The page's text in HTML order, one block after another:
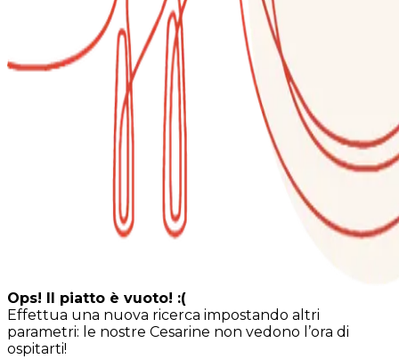
Ops! Il piatto è vuoto! :(
Effettua una nuova ricerca impostando altri
parametri: le nostre Cesarine non vedono l’ora di
ospitarti!